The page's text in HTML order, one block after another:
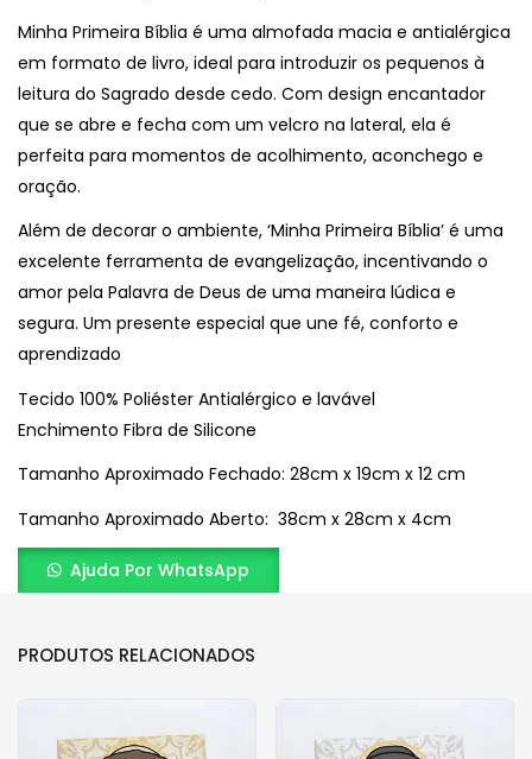
Minha Primeira Bíblia é uma almofada macia e antialérgica
em formato de livro, ideal para introduzir os pequenos à
leitura do Sagrado desde cedo. Com design encantador
que se abre e fecha com um velcro na lateral, ela é
perfeita para momentos de acolhimento, aconchego e
oração.
Além de decorar o ambiente, ‘Minha Primeira Bíblia’ é uma
excelente ferramenta de evangelização, incentivando o
amor pela Palavra de Deus de uma maneira lúdica e
segura. Um presente especial que une fé, conforto e
aprendizado
Tecido 100% Poliéster Antialérgico e lavável
Enchimento Fibra de Silicone
Tamanho Aproximado Fechado: 28cm x 19cm x 12 cm
Tamanho Aproximado Aberto: 38cm x 28cm x 4cm
Ajuda Por WhatsApp
PRODUTOS RELACIONADOS